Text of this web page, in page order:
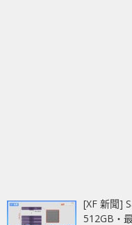
[XF 新聞]
512GB‧